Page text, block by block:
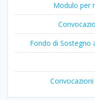
Modulo per
Fondo di Sostegno
Convocazioni